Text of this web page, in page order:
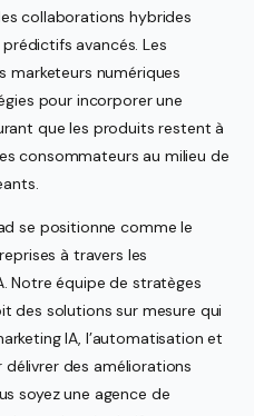
collaborations hybrides
avancés. Les
marketeurs numériques
pour incorporer une
que les produits restent à
consommateurs au milieu de
se positionne comme le
à travers les
Notre équipe de stratèges
des solutions sur mesure qui
IA, l’automatisation et
des améliorations
soyez une agence de